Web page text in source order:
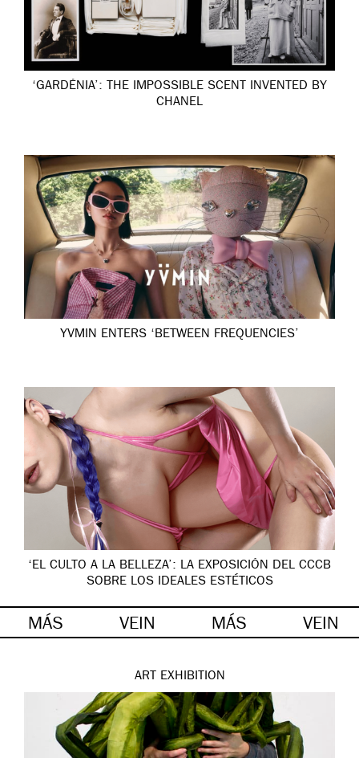
‘GARDÉNIA’: THE IMPOSSIBLE SCENT INVENTED BY
CHANEL
YVMIN ENTERS ‘BETWEEN FREQUENCIES’
‘EL CULTO A LA BELLEZA’: LA EXPOSICIÓN DEL CCCB
SOBRE LOS IDEALES ESTÉTICOS
MÁS VEIN MÁS VEIN
ART EXHIBITION